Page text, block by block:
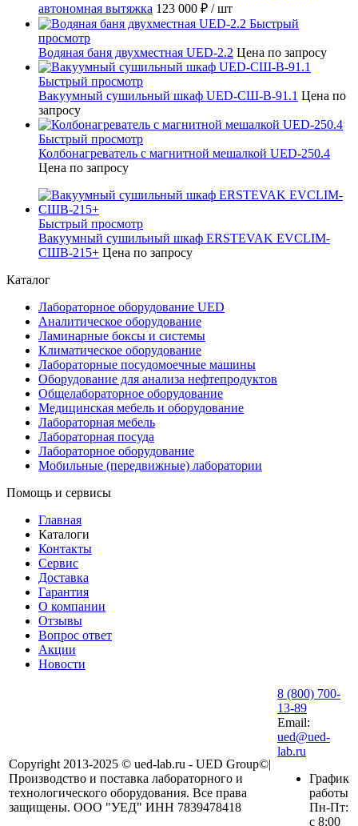
автономная вытяжка 123 000 ₽ / шт
Быстрый
просмотр
Водяная баня двухместная UED-2.2 Цена по запросу
Быстрый просмотр
Вакуумный сушильный шкаф UED-СШ-В-91.1 Цена по
запросу
Быстрый просмотр
Колбонагреватель с магнитной мешалкой UED-250.4
Цена по запросу
Быстрый просмотр
Вакуумный сушильный шкаф ERSTEVAK EVCLIM-
СШВ-215+ Цена по запросу
Каталог
Лабораторное оборудование UED
Аналитическое оборудование
Ламинарные боксы и системы
Климатическое оборудование
Лабораторные посудомоечные машины
Оборудование для анализа нефтепродуктов
Общелабораторное оборудование
Медицинская мебель и оборудование
Лабораторная мебель
Лабораторная посуда
Лабораторное оборудование
Мобильные (передвижные) лаборатории
Помощь и сервисы
Главная
Каталоги
Контакты
Сервис
Доставка
Гарантия
О компании
Отзывы
Вопрос ответ
Акции
Новости
Copyright 2013-2025 © ued-lab.ru - UED Group©|
Производство и поставка лабораторного и
технологического оборудования. Все права
защищены. ООО "УЕД" ИНН 7839478418
8 (800) 700-
13-89
Email:
ued@ued-
lab.ru
График
работы
Пн-Пт:
с 8:00